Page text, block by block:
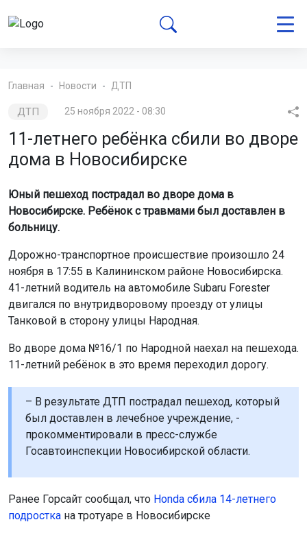
Главная Новости ДТП
ДТП 25 ноября 2022 - 08:30
11-летнего ребёнка сбили во дворе
дома в Новосибирске
Юный пешеход пострадал во дворе дома в
Новосибирске. Ребёнок с травмами был доставлен в
больницу.
Дорожно-транспортное происшествие произошло 24
ноября в 17:55 в Калининском районе Новосибирска.
41-летний водитель на автомобиле Subaru Forester
двигался по внутридворовому проезду от улицы
Танковой в сторону улицы Народная.
Во дворе дома №16/1 по Народной наехал на пешехода.
11-летний ребёнок в это время переходил дорогу.
– В результате ДТП пострадал пешеход, который
был доставлен в лечебное учреждение, -
прокомментировали в пресс-службе
Госавтоинспекции Новосибирской области.
Ранее Горсайт сообщал, что Honda сбила 14-летнего
подростка на тротуаре в Новосибирске